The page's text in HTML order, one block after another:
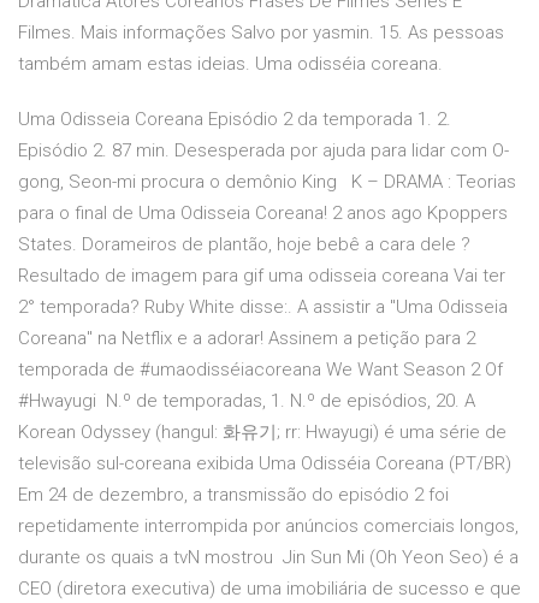
Filmes. Mais informações Salvo por yasmin. 15. As pessoas
também amam estas ideias. Uma odisséia coreana.
Uma Odisseia Coreana Episódio 2 da temporada 1. 2.
Episódio 2. 87 min. Desesperada por ajuda para lidar com O-
gong, Seon-mi procura o demônio King K – DRAMA : Teorias
para o final de Uma Odisseia Coreana! 2 anos ago Kpoppers
States. Dorameiros de plantão, hoje bebê a cara dele ?
Resultado de imagem para gif uma odisseia coreana Vai ter
2° temporada? Ruby White disse:. A assistir a "Uma Odisseia
Coreana" na Netflix e a adorar! Assinem a petição para 2
temporada de #umaodisséiacoreana We Want Season 2 Of
#Hwayugi N.º de temporadas, 1. N.º de episódios, 20. A
Korean Odyssey (hangul: 화유기; rr: Hwayugi) é uma série de
televisão sul-coreana exibida Uma Odisséia Coreana (PT/BR)
Em 24 de dezembro, a transmissão do episódio 2 foi
repetidamente interrompida por anúncios comerciais longos,
durante os quais a tvN mostrou Jin Sun Mi (Oh Yeon Seo) é a
CEO (diretora executiva) de uma imobiliária de sucesso e que